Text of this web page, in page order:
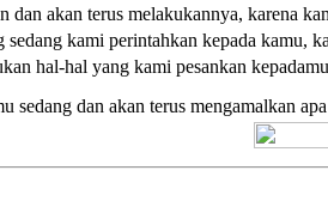
akan terus melakukannya, karena
kami perintahkan kepada kamu,
hal-hal yang kami pesankan
dan akan terus mengamalkan